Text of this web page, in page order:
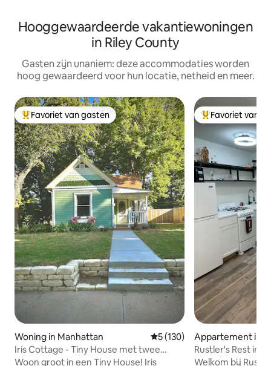
Hooggewaardeerde vakantiewoningen
in Riley County
Gasten zijn unaniem: deze accommodaties worden
hoog gewaardeerd voor hun locatie, netheid en meer.
Topfavoriet van gasten
Favoriet van gasten
Woning in Manhattan Gemiddelde beoordeling
5 (130)
Iris Cottage - Tiny House met twee
slaapkamers, Downtown MHK
Woon groot in een Tiny House! Iris
Topfavoriet van
Favoriet van
Appartement in
Rustler's Rest in
Welkom bij